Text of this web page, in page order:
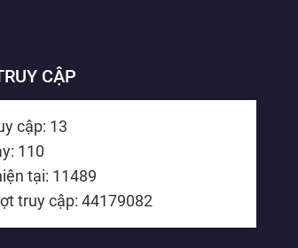
CẬP
cập: 13
110
tại: 11489
truy cập: 44179082